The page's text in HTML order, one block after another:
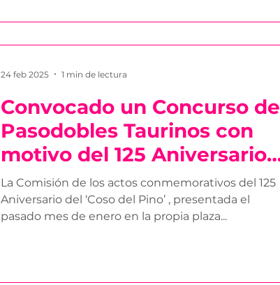
Convocado un Concurso de
Pasodobles Taurinos con
motivo del 125 Aniversario
del ‘Coso del Pino’
La Comisión de los actos conmemorativos del 125
Aniversario del ‘Coso del Pino’ , presentada el
pasado mes de enero en la propia plaza...
24 feb 2025 1 min de lectura